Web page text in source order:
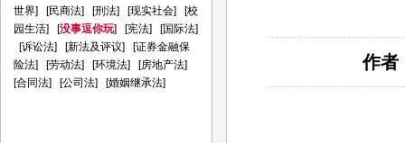
作者
世界] [民商法] [刑法] [现实社会] [校
园生活] [没事逗你玩] [宪法] [国际法]
[诉讼法] [新法及评议] [证券金融保
险法] [劳动法] [环境法] [房地产法]
[合同法] [公司法] [婚姻继承法]